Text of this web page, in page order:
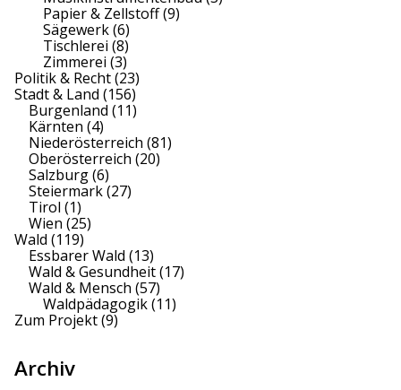
Papier & Zellstoff(9)
Sägewerk(6)
Tischlerei (8)
Zimmerei (3)
Politik & Recht(23)
Stadt & Land (156)
Burgenland (11)
Kärnten (4)
Niederösterreich (81)
Oberösterreich (20)
Salzburg(6)
Steiermark(27)
Tirol (1)
Wien (25)
Wald (119)
Essbarer Wald (13)
Wald & Gesundheit(17)
Wald & Mensch (57)
Waldpädagogik(11)
Zum Projekt(9)
Archiv